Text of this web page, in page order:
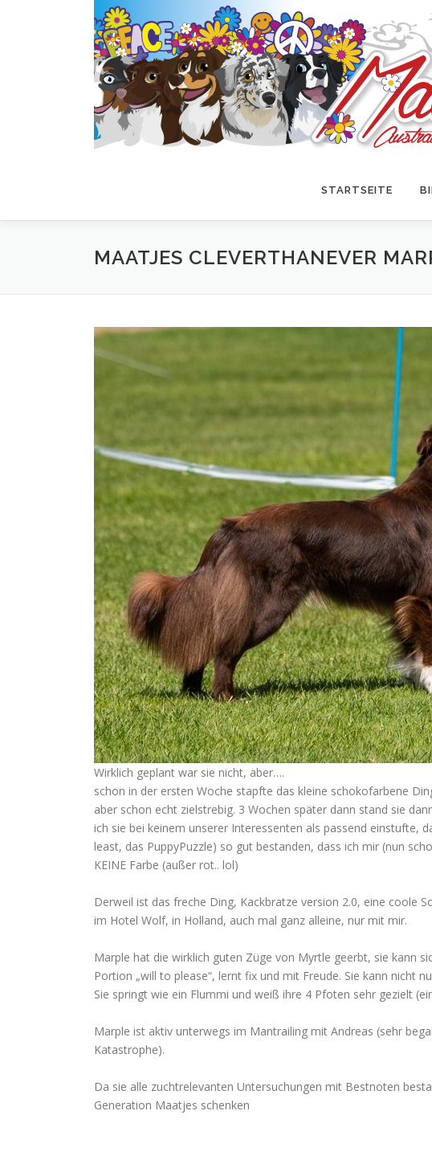
STARTSEITE
MAATJES CLEVERTHANEVER
Wirklich geplant war sie nicht, aber….
schon in der ersten Woche stapfte das kleine schokofarbene
aber schon echt zielstrebig. 3 Wochen später dann stand sie
ich sie bei keinem unserer Interessenten als passend einstufte,
least, das PuppyPuzzle) so gut bestanden, dass ich mir (nun
KEINE Farbe (außer rot.. lol)
Derweil ist das freche Ding, Kackbratze version 2.0, eine coole
im Hotel Wolf, in Holland, auch mal ganz alleine, nur mit mir.
Marple hat die wirklich guten Züge von Myrtle geerbt, sie kann
Portion „will to please“, lernt fix und mit Freude. Sie kann nicht
Sie springt wie ein Flummi und weiß ihre 4 Pfoten sehr gezielt
Marple ist aktiv unterwegs im Mantrailing mit Andreas (sehr
Katastrophe).
Da sie alle zuchtrelevanten Untersuchungen mit Bestnoten
Generation Maatjes schenken